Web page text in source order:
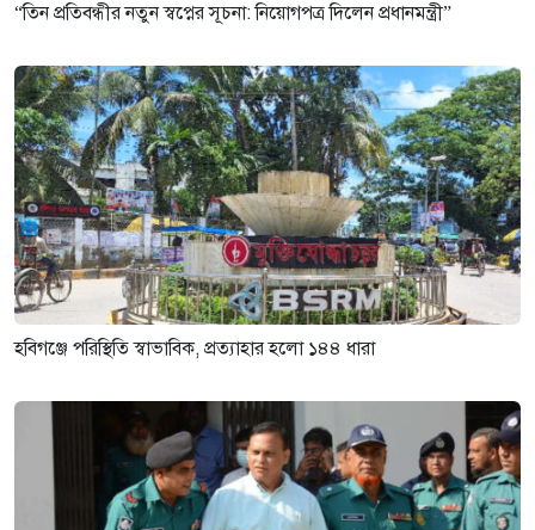
“তিন প্রতিবন্ধীর নতুন স্বপ্নের সূচনা: নিয়োগপত্র দিলেন প্রধানমন্ত্রী”
হবিগঞ্জে পরিস্থিতি স্বাভাবিক, প্রত্যাহার হলো ১৪৪ ধারা